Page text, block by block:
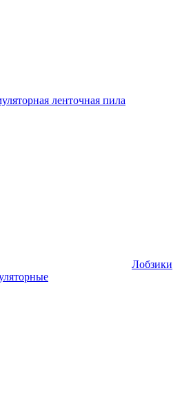
ленточная пила
Лобзики